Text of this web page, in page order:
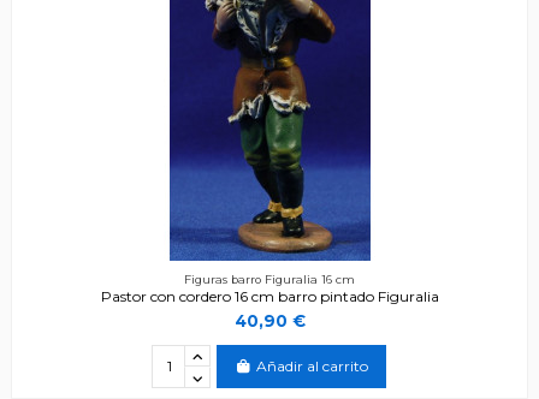
Figuras barro Figuralia 16 cm
Pastor con cordero 16 cm barro pintado Figuralia
40,90 €
Añadir al carrito